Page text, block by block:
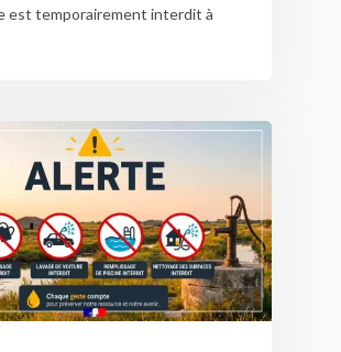
est temporairement interdit à